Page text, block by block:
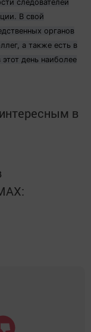
следователей
В свой
органов
а также есть в
день наиболее
в